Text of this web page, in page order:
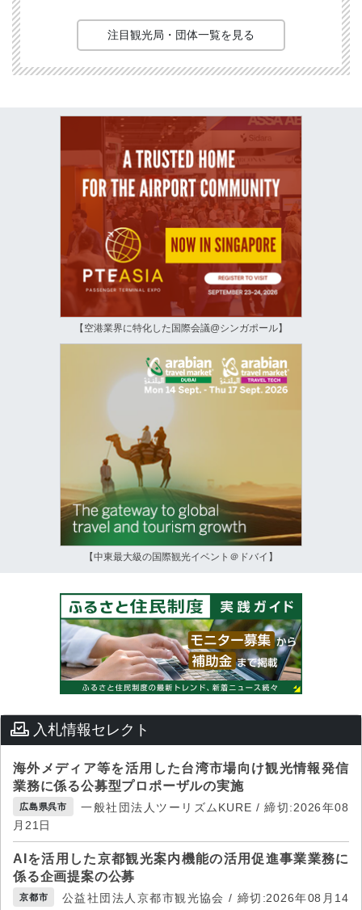
注目観光局・団体一覧を見る
【空港業界に特化した国際会議@シンガポール】
【中東最大級の国際観光イベント＠ドバイ】
入札情報セレクト
海外メディア等を活用した台湾市場向け観光情報発信
業務に係る公募型プロポーザルの実施
広島県呉市
一般社団法人ツーリズムKURE / 締切:2026年08
月21日
AIを活用した京都観光案内機能の活用促進事業業務に
係る企画提案の公募
京都市
公益社団法人京都市観光協会 / 締切:2026年08月14